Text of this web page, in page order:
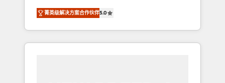
grade data security. 🏆 Why Bluleadz? GTM
OS Partner | 16+ Years Experience | 1,000+
Five-Star Reviews
customer lifecycle into a revenue engine. Our
unified ecosystem includes specialized
divisions Globalia (AI & Software) and Point
Success Media (Paid Media), making this the
菁英级解决方案合作伙伴5.0